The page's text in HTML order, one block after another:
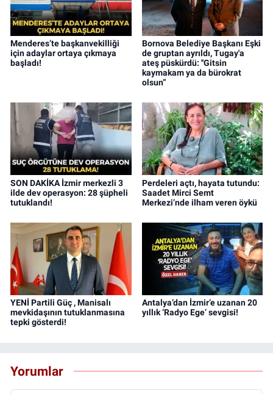
Menderes’te başkanvekilliği
için adaylar ortaya çıkmaya
başladı!
Bornova Belediye Başkanı Eşki
de gruptan ayrıldı, Tugay'a
ateş püskürdü: ''Gitsin
kaymakam ya da bürokrat
olsun”
SON DAKİKA İzmir merkezli 3
ilde dev operasyon: 28 şüpheli
tutuklandı!
Perdeleri açtı, hayata tutundu:
Saadet Mirci Semt
Merkezi’nde ilham veren öykü
YENİ Partili Güç , Manisalı
mevkidaşının tutuklanmasına
tepki gösterdi!
Antalya’dan İzmir’e uzanan 20
yıllık ‘Radyo Ege’ sevgisi!
Yorumlar